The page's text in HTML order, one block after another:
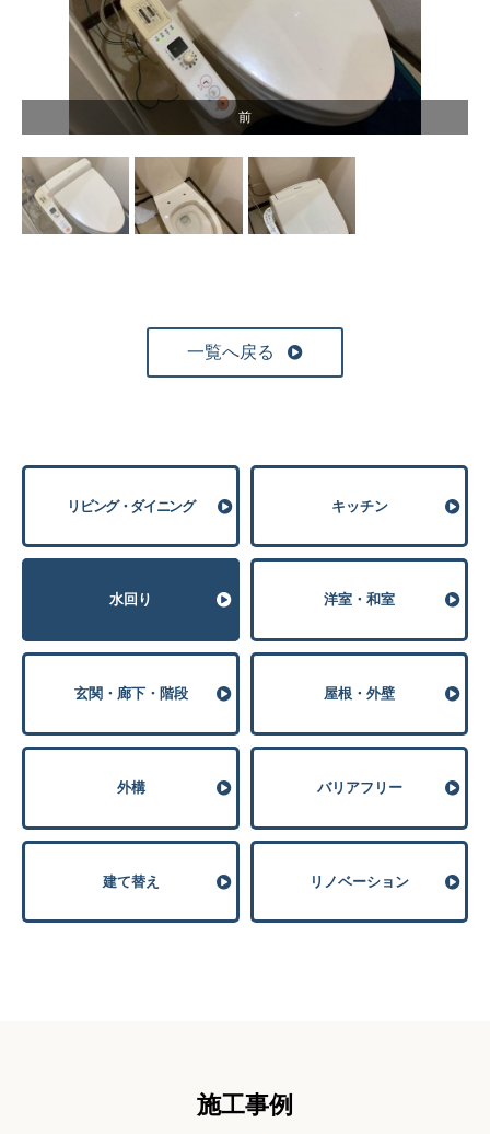
前
一覧へ戻る
リビング・ダイニング キッチン
⽔回り 洋室・和室
玄関・廊下・階段 屋根・外壁
外構 バリアフリー
建て替え リノベーション
施⼯事例